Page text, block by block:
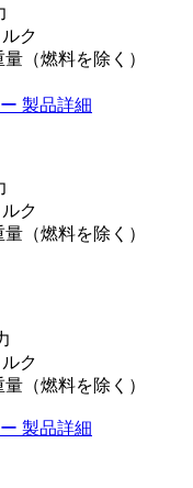
ク
（燃料を除く）
製品詳細
ク
（燃料を除く）
ク
（燃料を除く）
製品詳細